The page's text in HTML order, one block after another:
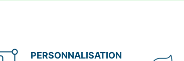
PERSONNALISATION